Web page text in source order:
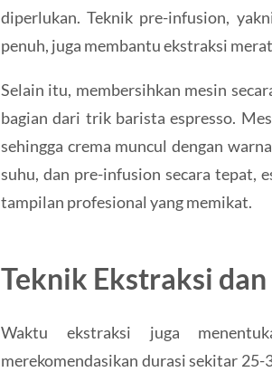
diperlukan. Teknik pre-infusion,
penuh, juga membantu ekstraksi
Selain itu, membersihkan mesin
bagian dari trik barista espresso.
sehingga crema muncul dengan
suhu, dan pre-infusion secara tepat,
tampilan profesional yang memikat.
Teknik Ekstraksi
Waktu ekstraksi juga
merekomendasikan durasi sekitar